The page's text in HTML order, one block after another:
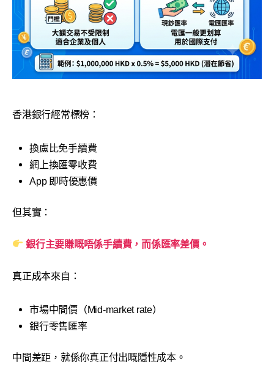
香港銀行經常標榜：
換盧比免手續費
網上換匯零收費
App 即時優惠價
但其實：
銀行主要賺嘅唔係手續費，而係匯率差價。
真正成本來自：
市場中間價（Mid-market rate）
銀行零售匯率
中間差距，就係你真正付出嘅隱性成本。